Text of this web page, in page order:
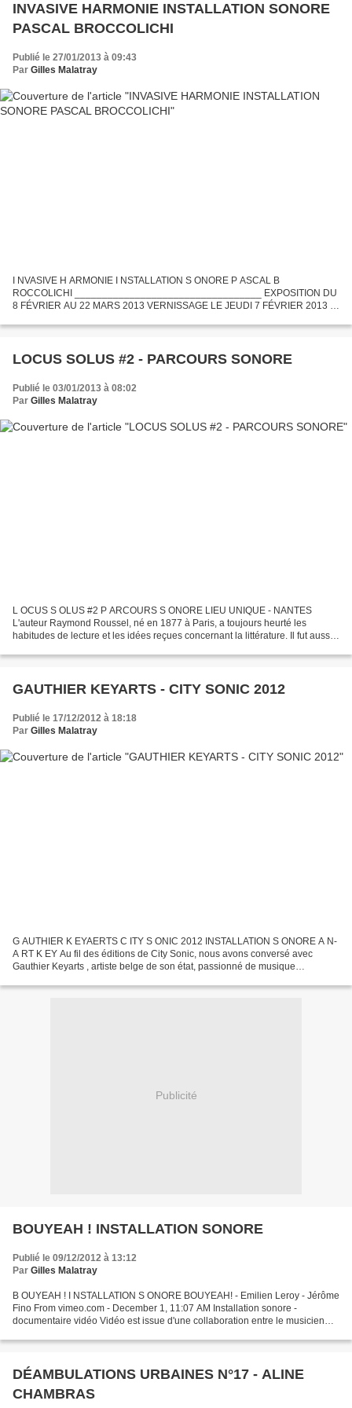
INVASIVE HARMONIE INSTALLATION SONORE
PASCAL BROCCOLICHI
Publié le 27/01/2013 à 09:43
Par Gilles Malatray
I NVASIVE H ARMONIE I NSTALLATION S ONORE P ASCAL B
ROCCOLICHI __________________________________ EXPOSITION DU
8 FÉVRIER AU 22 MARS 2013 VERNISSAGE LE JEUDI 7 FÉVRIER 2013 À
MALO RENNES Entrée...
LOCUS SOLUS #2 - PARCOURS SONORE
Publié le 03/01/2013 à 08:02
Par Gilles Malatray
L OCUS S OLUS #2 P ARCOURS S ONORE LIEU UNIQUE - NANTES
L'auteur Raymond Roussel, né en 1877 à Paris, a toujours heurté les
habitudes de lecture et les idées reçues concernant la littérature. Il fut aussi
GAUTHIER KEYARTS - CITY SONIC 2012
Publié le 17/12/2012 à 18:18
Par Gilles Malatray
G AUTHIER K EYAERTS C ITY S ONIC 2012 INSTALLATION S ONORE A N-
A RT K EY Au fil des éditions de City Sonic, nous avons conversé avec
Gauthier Keyarts , artiste belge de son état, passionné de musique
Publicité
BOUYEAH ! INSTALLATION SONORE
Publié le 09/12/2012 à 13:12
Par Gilles Malatray
B OUYEAH ! I NSTALLATION S ONORE BOUYEAH! - Emilien Leroy - Jérôme
Fino From vimeo.com - December 1, 11:07 AM Installation sonore -
documentaire vidéo Vidéo est issue d'une collaboration entre le musicien
DÉAMBULATIONS URBAINES N°17 - ALINE
CHAMBRAS